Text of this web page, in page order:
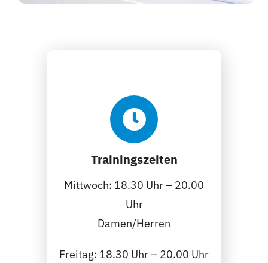
Trainingszeiten
Mittwoch: 18.30 Uhr – 20.00
Uhr
Damen/Herren
Freitag: 18.30 Uhr – 20.00 Uhr